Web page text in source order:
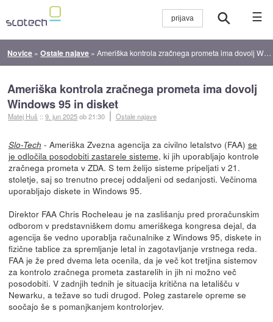
☰
Novice »Ostale najave »Ameriška kontrola zračnega prometa ima dovolj Windows 95 in disket
Ameriška kontrola zračnega prometa ima dovolj
Windows 95 in disket
Matej Huš ::9. jun 2025ob 21:30 Ostale najave
Slo-Tech - Ameriška Zvezna agencija za civilno letalstvo (FAA) se
je odločila posodobiti zastarele sisteme, ki jih uporabljajo kontrole
zračnega prometa v ZDA. S tem želijo sisteme pripeljati v 21.
stoletje, saj so trenutno precej oddaljeni od sedanjosti. Večinoma
uporabljajo diskete in Windows 95.
Direktor FAA Chris Rocheleau je na zaslišanju pred proračunskim
odborom v predstavniškem domu ameriškega kongresa dejal, da
agencija še vedno uporablja računalnike z Windows 95, diskete in
fizične tablice za spremljanje letal in zagotavljanje vrstnega reda.
FAA je že pred dvema leta ocenila, da je več kot tretjina sistemov
za kontrolo zračnega prometa zastarelih in jih ni možno več
posodobiti. V zadnjih tednih je situacija kritična na letališču v
Newarku, a težave so tudi drugod. Poleg zastarele opreme se
soočajo še s pomanjkanjem kontrolorjev.